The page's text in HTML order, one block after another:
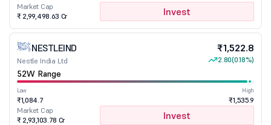
Market Cap
₹ 2,99,498.63 Cr
Invest
NESTLEIND
Nestle India Ltd
₹1,522.8
2.80(0.18%)
52W Range
Low
₹1,084.7
High
₹1,535.9
Market Cap
₹ 2,93,103.78 Cr
Invest